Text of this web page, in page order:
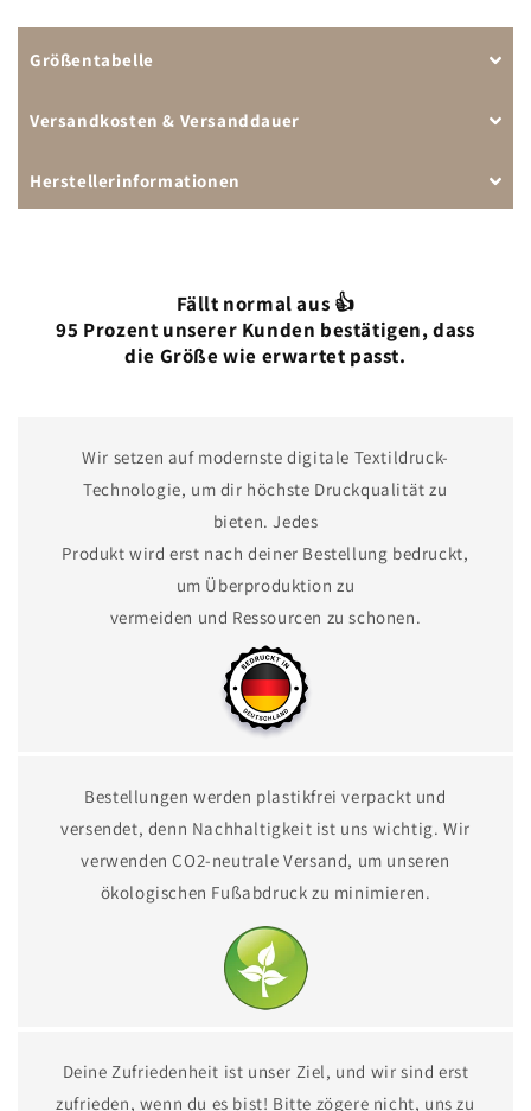
Größentabelle
Versandkosten & Versanddauer
Herstellerinformationen
Fällt normal aus 👍
95 Prozent unserer Kunden bestätigen, dass
die Größe wie erwartet passt.
Wir setzen auf modernste digitale Textildruck-
Technologie, um dir höchste Druckqualität zu
bieten. Jedes
Produkt wird erst nach deiner Bestellung bedruckt,
um Überproduktion zu
vermeiden und Ressourcen zu schonen.
Bestellungen werden plastikfrei verpackt und
versendet, denn Nachhaltigkeit ist uns wichtig. Wir
verwenden CO2-neutrale Versand, um unseren
ökologischen Fußabdruck zu minimieren.
Deine Zufriedenheit ist unser Ziel, und wir sind erst
zufrieden, wenn du es bist! Bitte zögere nicht, uns zu